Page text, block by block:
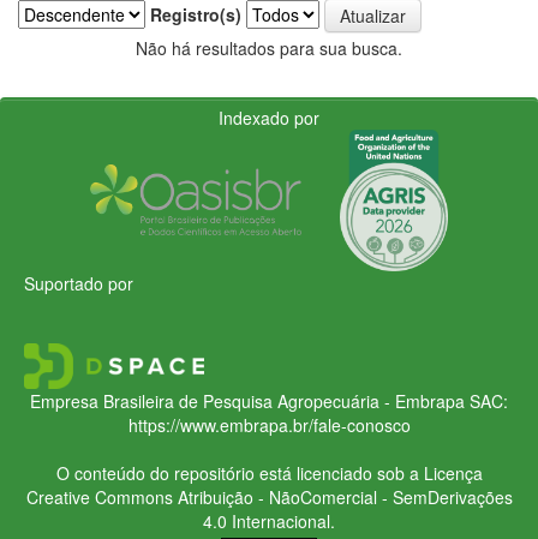
Registro(s)
Não há resultados para sua busca.
Indexado por
Suportado por
Empresa Brasileira de Pesquisa Agropecuária - Embrapa SAC:
https://www.embrapa.br/fale-conosco
O conteúdo do repositório está licenciado sob a Licença
Creative CommonsAtribuição - NãoComercial - SemDerivações
4.0 Internacional.